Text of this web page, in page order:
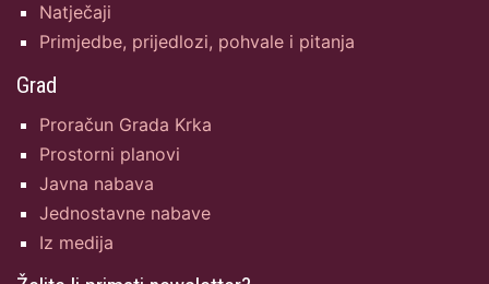
Natječaji
Primjedbe, prijedlozi, pohvale i pitanja
Grad
Proračun Grada Krka
Prostorni planovi
Javna nabava
Jednostavne nabave
Iz medija